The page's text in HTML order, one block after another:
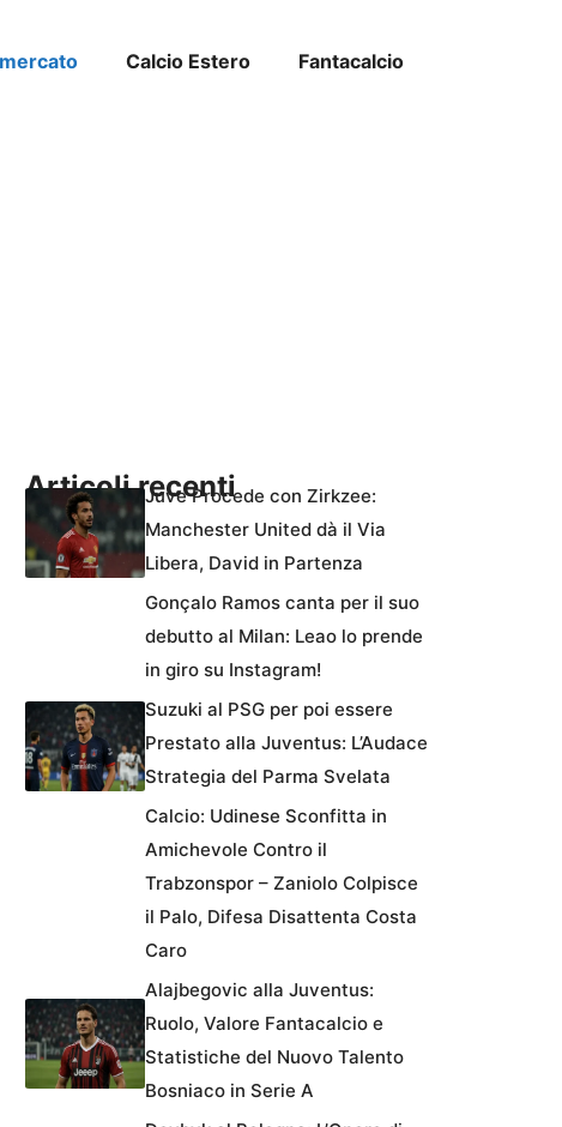
Calcio Estero Fantacalcio
Articoli recentiJuve Procede con Zirkzee:
Manchester United dà il Via
Libera, David in Partenza
Gonçalo Ramos canta per il suo
debutto al Milan: Leao lo prende
in giro su Instagram!
Suzuki al PSG per poi essere
Prestato alla Juventus: L’Audace
Strategia del Parma Svelata
Calcio: Udinese Sconfitta in
Amichevole Contro il
Trabzonspor – Zaniolo Colpisce
il Palo, Difesa Disattenta Costa
Caro
Alajbegovic alla Juventus:
Ruolo, Valore Fantacalcio e
Statistiche del Nuovo Talento
Bosniaco in Serie A